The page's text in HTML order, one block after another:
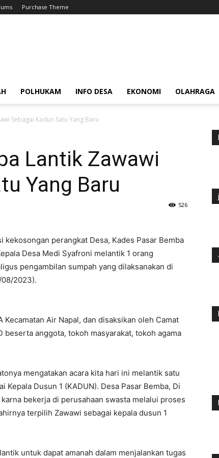
Purchase Theme
POLHUKAM INFO DESA EKONOMI OLAHRAGA
Sebagai Kadun Satu Yang Baru
Lantik Zawawi
Yang Baru
526
kekosongan perangkat Desa, Kades Pasar Bemba
Desa Medi Syafroni melantik 1 orang
pengambilan sumpah yang dilaksanakan di
08/2023).
Air Napal, dan disaksikan oleh Camat
anggota, tokoh masyarakat, tokoh agama
mengatakan acara kita hari ini melantik satu
Dusun 1 (KADUN). Desa Pasar Bemba, Di
bekerja di perusahaan swasta melalui proses
terpilih Zawawi sebagai kepala dusun 1
untuk dapat amanah dalam menjalankan tugas